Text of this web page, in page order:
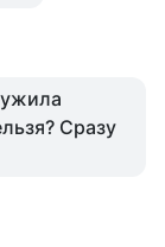
Сразу